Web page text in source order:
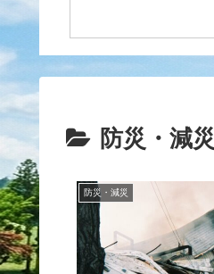
防災・減災
防災・減災